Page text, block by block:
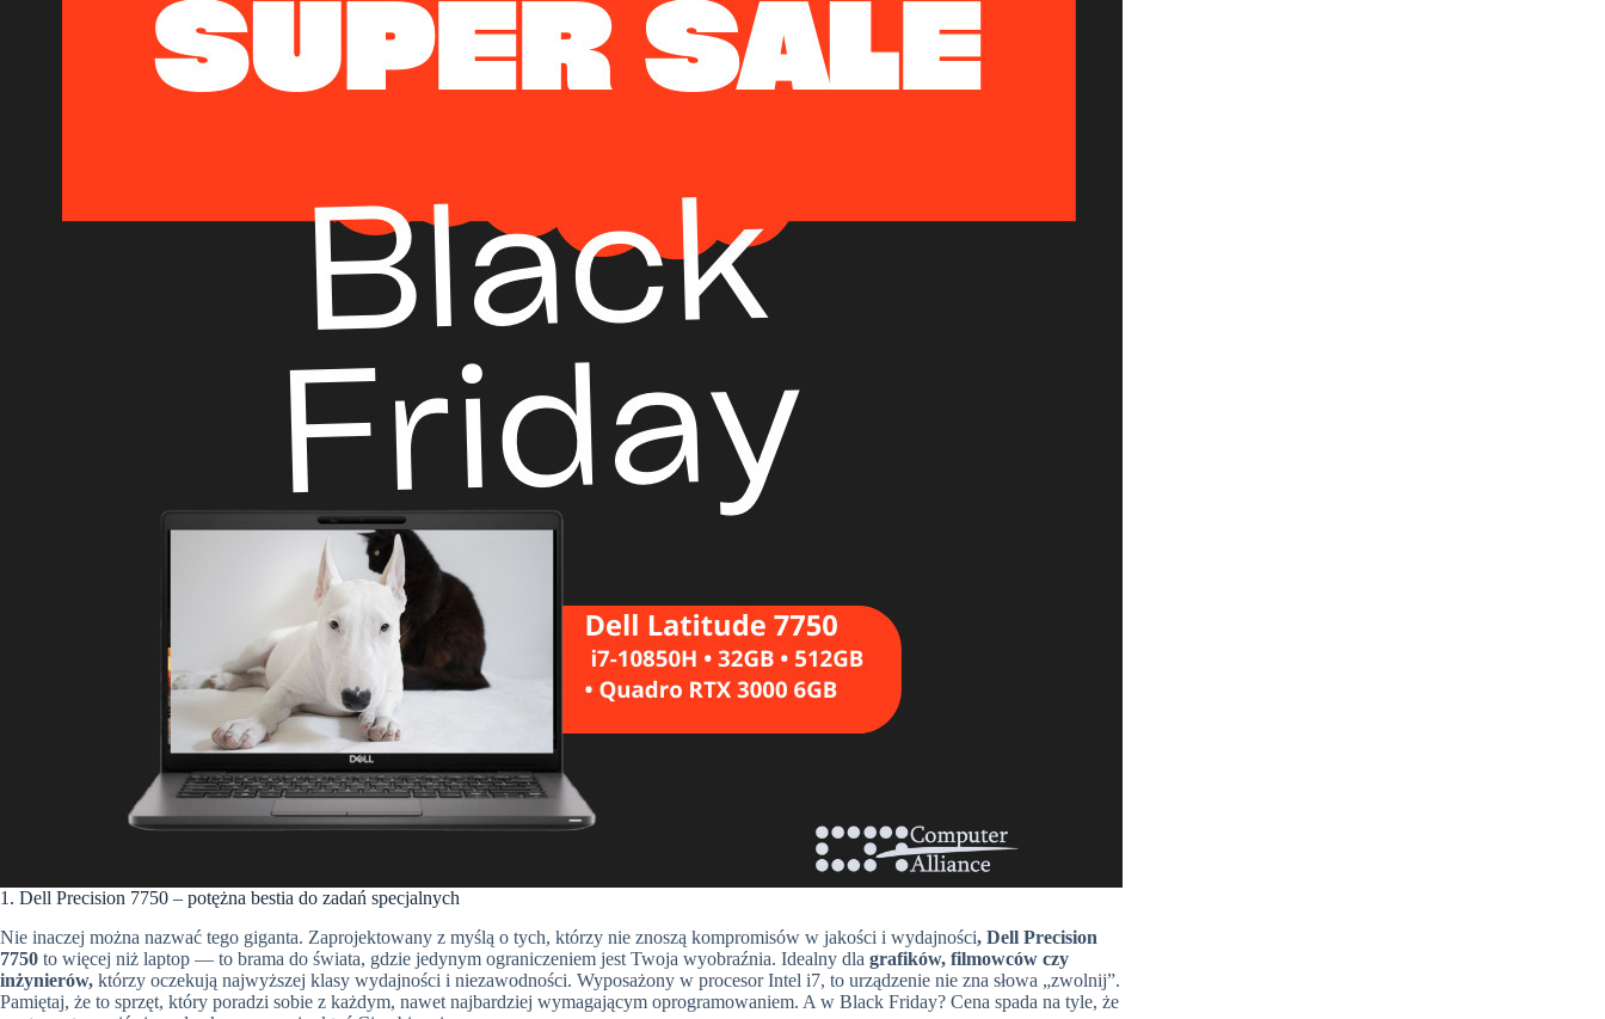
1. Dell Precision 7750 – potężna bestia do zadań specjalnych
Nie inaczej można nazwać tego giganta. Zaprojektowany z myślą o tych, którzy nie znoszą kompromisów w jakości i wydajności, Dell Precision
7750 to więcej niż laptop — to brama do świata, gdzie jedynym ograniczeniem jest Twoja wyobraźnia. Idealny dla grafików, filmowców czy
inżynierów, którzy oczekują najwyższej klasy wydajności i niezawodności. Wyposażony w procesor Intel i7, to urządzenie nie zna słowa „zwolnij”.
Pamiętaj, że to sprzęt, który poradzi sobie z każdym, nawet najbardziej wymagającym oprogramowaniem. A w Black Friday? Cena spada na tyle, że